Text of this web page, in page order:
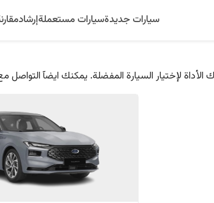
سيارات جديدةسيارات مستعملةإرشاد
لإختيار السيارة المفضلة. يمكنك ايضآ التواصل